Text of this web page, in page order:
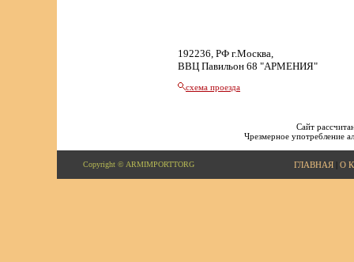
192236, РФ г.Москва,
ВВЦ Павильон 68 "АРМЕНИЯ"
схема проезда
Сайт
Чрезмерное употребление
Copyright © ARMIMPORTTORG ГЛАВНАЯ| О